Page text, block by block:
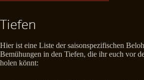
Tiefen
Hier ist eine Liste der saisonspezifischen
Bemühungen in den Tiefen, die ihr euch vor
holen könnt: